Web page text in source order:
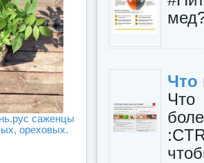
Что
Что
саженцы
ореховых.